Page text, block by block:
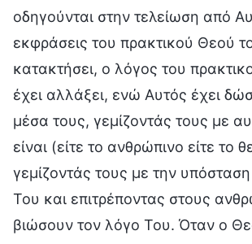
οδηγούνται στην τελείωση από
εκφράσεις του πρακτικού Θεού
κατακτήσει, ο λόγος του
έχει αλλάξει, ενώ Αυτός έχει
μέσα τους, γεμίζοντάς τους με
είναι (είτε το ανθρώπινο είτε το
γεμίζοντάς τους με την
Του και επιτρέποντας στους
βιώσουν τον λόγο Του. Όταν ο